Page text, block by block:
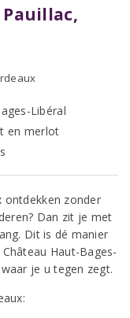
Libéral
en merlot
ontdekken zonder
Dan zit je met
Dit is dé manier
Haut-Bages-
je u tegen zegt.